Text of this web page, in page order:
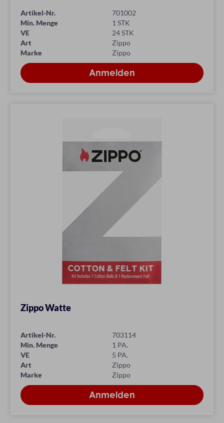
Artikel-Nr.
701002
Min. Menge
1 STK
VE
24 STK
Art
Zippo
Marke
Zippo
Zippo Watte
Artikel-Nr.
703114
Min. Menge
1 PA.
VE
5 PA.
Art
Zippo
Marke
Zippo